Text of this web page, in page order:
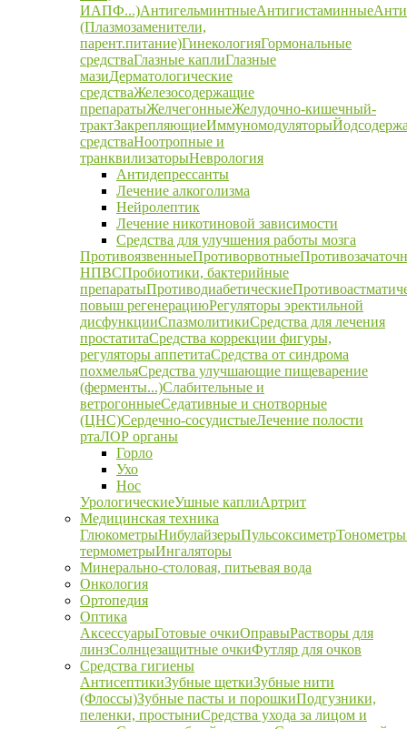
ИАПФ...)АнтигельминтныеАнтигистаминные
(Плазмозаменители,
парент.питание)ГинекологияГормональные
средстваГлазные каплиГлазные
мазиДерматологические
средстваЖелезосодержащие
препаратыЖелчегонныеЖелудочно-кишечный-
трактЗакрепляющиеИммуномодуляторы
средстваНоотропные и
транквилизаторыНеврология
Антидепрессанты
Лечение алкоголизма
Нейролептик
Лечение никотиновой зависимости
Средства для улучшения работы мозга
ПротивоязвенныеПротиворвотные
НПВСПробиотики, бактерийные
препаратыПротиводиабетические
повыш регенерациюРегуляторы эректильной
дисфункцииСпазмолитикиСредства для лечения
простатитаСредства коррекции фигуры,
регуляторы аппетитаСредства от синдрома
похмельяСредства улучшающие пищеварение
(ферменты...)Слабительные и
ветрогонныеСедативные и снотворные
(ЦНС)Сердечно-сосудистыеЛечение полости
ртаЛОР органы
Горло
Ухо
Нос
УрологическиеУшные каплиАртрит
Медицинская техника
ГлюкометрыНибулайзерыПульсоксиметрТонометры
термометрыИнгаляторы
Минерально-столовая, питьевая вода
Онкология
Ортопедия
Оптика
АксессуарыГотовые очкиОправыРастворы для
линзСолнцезащитные очкиФутляр для очков
Средства гигиены
АнтисептикиЗубные щеткиЗубные нити
(Флоссы)Зубные пасты и порошкиПодгузники,
пеленки, простыниСредства ухода за лицом и